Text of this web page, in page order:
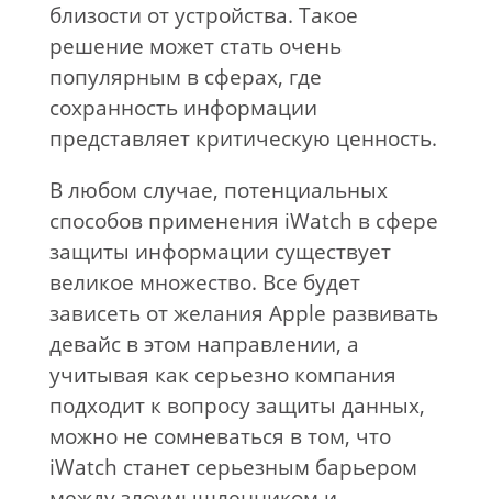
близости от устройства. Такое
решение может стать очень
популярным в сферах, где
сохранность информации
представляет критическую ценность.
В любом случае, потенциальных
способов применения iWatch в сфере
защиты информации существует
великое множество. Все будет
зависеть от желания Apple развивать
девайс в этом направлении, а
учитывая как серьезно компания
подходит к вопросу защиты данных,
можно не сомневаться в том, что
iWatch станет серьезным барьером